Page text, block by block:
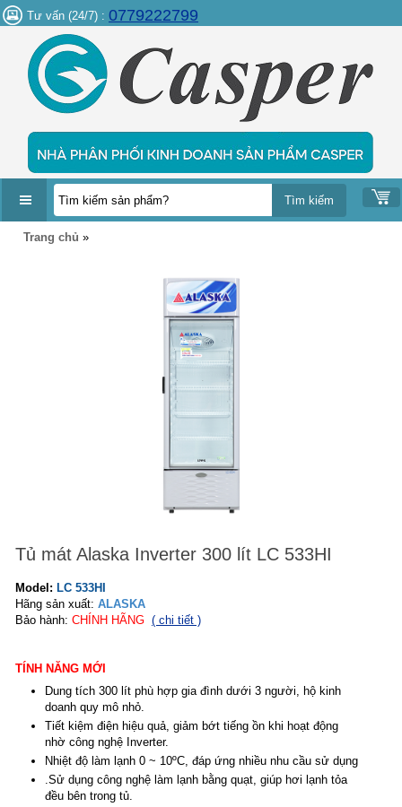
Tư vấn (24/7) : 0779222799
DANH
Trang chủ »
Tủ mát Alaska Inverter 300 lít LC 533HI
Model: LC 533HI
Hãng sản xuất: ALASKA
Bảo hành: CHÍNH HÃNG ( chi tiết )
TÍNH NĂNG MỚI
Dung tích 300 lít phù hợp gia đình dưới 3 người, hộ kinh
doanh quy mô nhỏ.
Tiết kiệm điện hiệu quả, giảm bớt tiếng ồn khi hoạt động
nhờ công nghệ Inverter.
Nhiệt độ làm lạnh 0 ~ 10ºC, đáp ứng nhiều nhu cầu sử dụng
.Sử dụng công nghệ làm lạnh bằng quạt, giúp hơi lạnh tỏa
đều bên trong tủ.